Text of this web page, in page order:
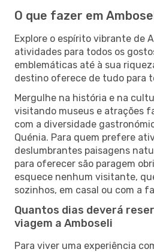
O que fazer em
Explore o espírito vibrante de
atividades para todos os
emblemáticas até à sua
destino oferece de tudo para
Mergulhe na história e na
visitando museus e atrações
com a diversidade
Quénia. Para quem prefere
deslumbrantes paisagens
para oferecer são paragem
esquece nenhum visitante,
sozinhos, em casal ou com a
Quantos dias deverá
viagem a Amboseli
Para viver uma experiência